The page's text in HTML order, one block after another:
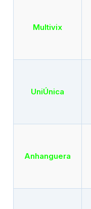
Multivix
UniÚnica
Anhanguera